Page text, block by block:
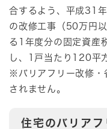
合するよう、平成31
の改修工事（50万円
る1年度分の固定資産
し、1戸当たり120平
※バリアフリー改修・
されません。
住宅のバリア